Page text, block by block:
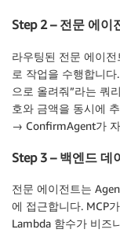
Step 2 – 전문 에이
라우팅된 전문 에이
로 작업을 수행합니
으로 올려줘”라는 쿼
호와 금액을 동시에
→ ConfirmAgent가
Step 3 – 백엔드 데
전문 에이전트는
에 접근합니다. MCP
Lambda 함수가 비즈